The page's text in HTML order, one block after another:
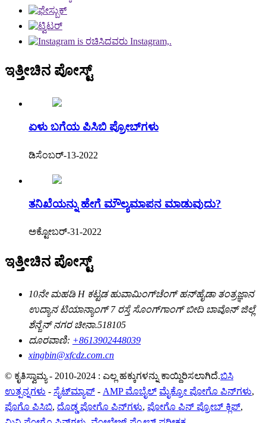
ಇತ್ತೀಚಿನ ಪೋಸ್ಟ್
ಏಳು ಬಗೆಯ ಪಿಸಿಬಿ ಪ್ರೋಬ್‌ಗಳು
ಡಿಸೆಂಬರ್-13-2022
ತನಿಖೆಯನ್ನು ಹೇಗೆ ಮೌಲ್ಯಮಾಪನ ಮಾಡುವುದು?
ಅಕ್ಟೋಬರ್-31-2022
ಇತ್ತೀಚಿನ ಪೋಸ್ಟ್
10ನೇ ಮಹಡಿ H ಕಟ್ಟಡ ಹುವಾಮಿಂಗ್‌ಚೆಂಗ್ ಹನ್‌ಹೈಡಾ ತಂತ್ರಜ್ಞಾನ
ಉದ್ಯಾನ ಟಿಯಾನ್ಯಾಂಗ್ 7 ರಸ್ತೆ ಸೊಂಗ್‌ಗಾಂಗ್ ಬೀದಿ ಬಾವೊನ್ ಜಿಲ್ಲೆ
ಶೆನ್ಜೆನ್ ನಗರ ಚೀನಾ.518105
ದೂರವಾಣಿ: +8613902448039
xingbin@xfcdz.com.cn
© ಕೃತಿಸ್ವಾಮ್ಯ - 2010-2024 : ಎಲ್ಲ ಹಕ್ಕುಗಳನ್ನು ಕಾಯ್ದಿರಿಸಲಾಗಿದೆ.ಬಿಸಿ
ಉತ್ಪನ್ನಗಳು - ಸೈಟ್‌ಮ್ಯಾಪ್ - AMP ಮೊಬೈಲ್ ಮೈಕ್ರೋ ಪೋಗೊ ಪಿನ್‌ಗಳು,
ಪೊಗೊ ಪಿಸಿಬಿ, ದೊಡ್ಡ ಪೋಗೊ ಪಿನ್‌ಗಳು, ಪೋಗೊ ಪಿನ್ ಪ್ರೋಬ್ ಕ್ಲಿಪ್,